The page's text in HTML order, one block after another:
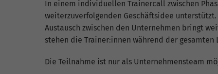
In einem individuellen Trainercall zwischen
weiterzuverfolgenden Geschäftsidee
Austausch zwischen den Unternehmen bringt
stehen die Trainer:innen während der
Die Teilnahme ist nur als Unternehmensteam